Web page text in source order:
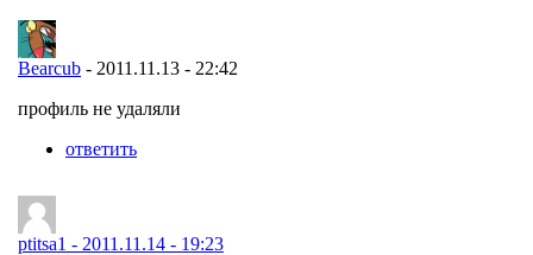
Bearcub - 2011.11.13 - 22:42
профиль не удаляли
ответить
ptitsa1 - 2011.11.14 - 19:23